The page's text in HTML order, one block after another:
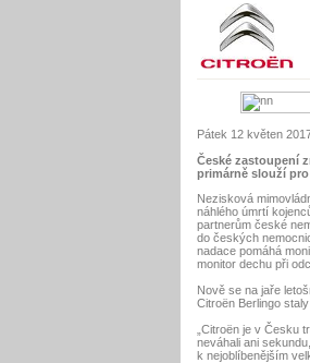
Pátek 12 květen
České zastoupení
primárně slouží
Nezisková
náhlého úmrtí
partnerům české
do českých
nadace pomáhá
monitor dechu při
Nově se na jaře
Citroën Berlingo
„Citroën je v Česku
neváhali ani
k nejoblíbenějším